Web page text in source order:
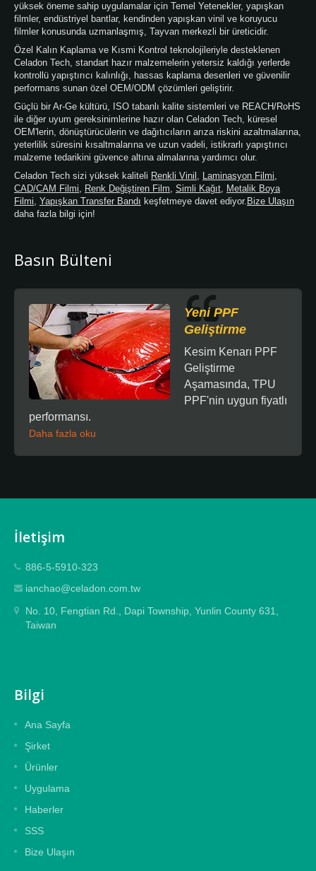
yüksek öneme sahip uygulamalar için Temel Yetenekler, yapışkan
filmler, endüstriyel bantlar, kendinden yapışkan vinil ve koruyucu
filmler konusunda uzmanlaşmış, Tayvan merkezli bir üreticidir.
Özel Kalın Kaplama ve Kısmi Kontrol teknolojileriyle desteklenen
Celadon Tech, standart hazır malzemelerin yetersiz kaldığı yerlerde
kontrollü yapıştırıcı kalınlığı, hassas kaplama desenleri ve güvenilir
performans sunan özel OEM/ODM çözümleri geliştirir.
Güçlü bir Ar-Ge kültürü, ISO tabanlı kalite sistemleri ve REACH/RoHS
ile diğer uyum gereksinimlerine hazır olan Celadon Tech, küresel
OEM'lerin, dönüştürücülerin ve dağıtıcıların arıza riskini azaltmalarına,
yeterlilik süresini kısaltmalarına ve uzun vadeli, istikrarlı yapıştırıcı
malzeme tedarikini güvence altına almalarına yardımcı olur.
Celadon Tech sizi yüksek kaliteli Renkli Vinil , Laminasyon Filmi,
CAD/CAM Filmi, Renk Değiştiren Film, Simli Kağıt, Metalik Boya
Filmi, Yapışkan Transfer Bandı keşfetmeye davet ediyor. Bize Ulaşın
daha fazla bilgi için!
Basın Bülteni
Yeni PPF
Geliştirme
Kesim Kenarı PPF
Geliştirme
Aşamasında, TPU
PPF'nin uygun fiyatlı
performansı.
Daha fazla oku
İletişim
886-5-5910-323
ianchao@celadon.com.tw
No. 10, Fengtian Rd., Dapi Township, Yunlin County 631,
Taiwan
Bilgi
Ana Sayfa
Şirket
Ürünler
Uygulama
Haberler
SSS
Bize Ulaşın